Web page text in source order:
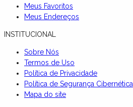
Meus Favoritos
Meus Endereços
INSTITUCIONAL
Sobre Nós
Termos de Uso
Política de Privacidade
Política de Segurança Cibernética
Mapa do site